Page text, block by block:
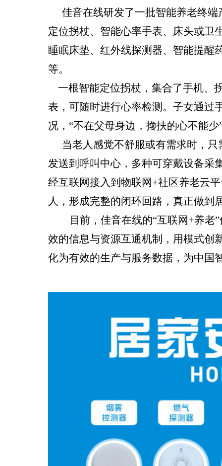
佳音在线研发了一批智能养老终
定位拐杖、智能心率手表、床头或卫
睡眠床垫、红外线探测器、智能提醒
等。
一根智能定位拐杖，集合了手机、
表，可随时进行心率检测。子女通过
况，“不在父母身边，搀扶的心不能少
当老人感觉不舒服或有需求时，
发送到呼叫中心，多种可穿戴设备采
经互联网接入到物联网+社区养老云
人，形成完整的闭环回路，真正做到
目前，佳音在线的“互联网+养老
效的信息与资源互通机制，用模式创
化为有效的生产与服务数据，为中国